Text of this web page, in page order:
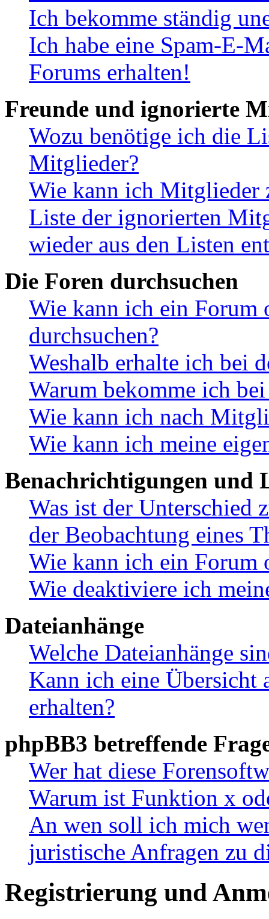
Ich bekomme ständig
Ich habe eine Spam-E-
Forums erhalten!
Freunde und ignorierte
Wozu benötige ich die
Mitglieder?
Wie kann ich Mitglieder
Liste der ignorierten
wieder aus den Listen
Die Foren durchsuchen
Wie kann ich ein Forum
durchsuchen?
Weshalb erhalte ich bei
Warum bekomme ich
Wie kann ich nach
Wie kann ich meine
Benachrichtigungen und
Was ist der Unterschied
der Beobachtung eines
Wie kann ich ein Forum
Wie deaktiviere ich
Dateianhänge
Welche Dateianhänge
Kann ich eine Übersicht
erhalten?
phpBB3 betreffende
Wer hat diese
Warum ist Funktion x
An wen soll ich mich
juristische Anfragen zu
Registrierung und